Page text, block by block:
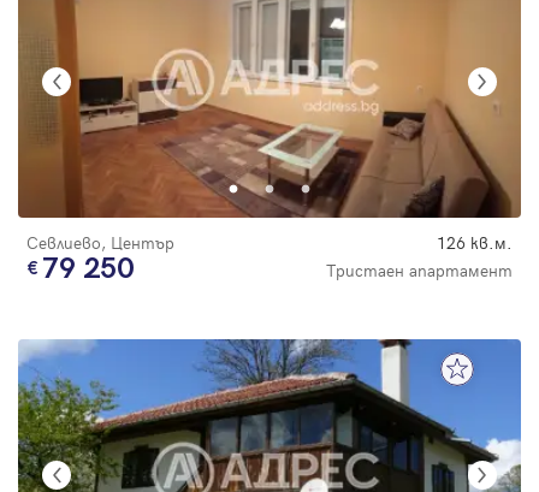
Севлиево, Център 126 кв.м.
79 250 Тристаен апартамент